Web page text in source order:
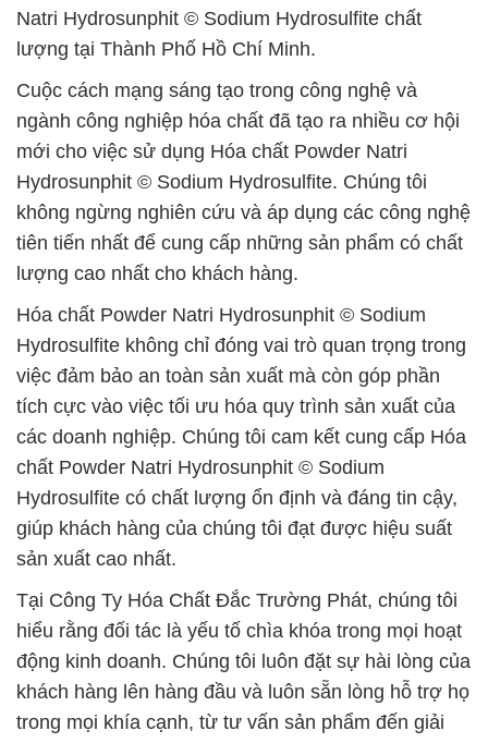
Natri Hydrosunphit © Sodium Hydrosulfite chất
lượng tại Thành Phố Hồ Chí Minh.
Cuộc cách mạng sáng tạo trong công nghệ và
ngành công nghiệp hóa chất đã tạo ra nhiều cơ hội
mới cho việc sử dụng Hóa chất Powder Natri
Hydrosunphit © Sodium Hydrosulfite. Chúng tôi
không ngừng nghiên cứu và áp dụng các công nghệ
tiên tiến nhất để cung cấp những sản phẩm có chất
lượng cao nhất cho khách hàng.
Hóa chất Powder Natri Hydrosunphit © Sodium
Hydrosulfite không chỉ đóng vai trò quan trọng trong
việc đảm bảo an toàn sản xuất mà còn góp phần
tích cực vào việc tối ưu hóa quy trình sản xuất của
các doanh nghiệp. Chúng tôi cam kết cung cấp Hóa
chất Powder Natri Hydrosunphit © Sodium
Hydrosulfite có chất lượng ổn định và đáng tin cậy,
giúp khách hàng của chúng tôi đạt được hiệu suất
sản xuất cao nhất.
Tại Công Ty Hóa Chất Đắc Trường Phát, chúng tôi
hiểu rằng đối tác là yếu tố chìa khóa trong mọi hoạt
động kinh doanh. Chúng tôi luôn đặt sự hài lòng của
khách hàng lên hàng đầu và luôn sẵn lòng hỗ trợ họ
trong mọi khía cạnh, từ tư vấn sản phẩm đến giải